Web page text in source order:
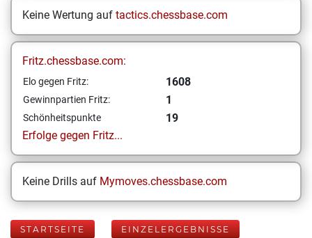
Keine Wertung auf tactics.chessbase.com
Fritz.chessbase.com:
Elo gegen Fritz: 1608
Gewinnpartien Fritz: 1
Schönheitspunkte
19
Erfolge gegen Fritz...
Keine Drills auf Mymoves.chessbase.com
STARTSEITE EINZELERGEBNISSE